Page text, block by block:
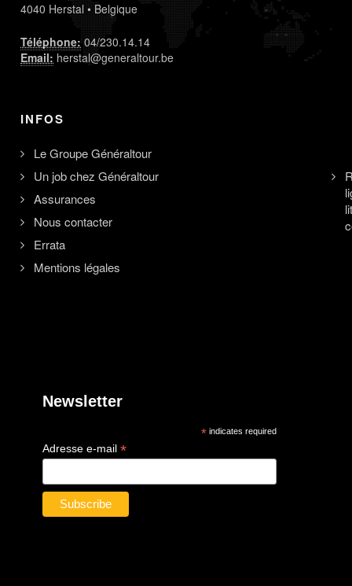
4040 Herstal • Belgique
Téléphone: 04/230.14.14
Email: herstal@generaltour.be
INFOS
Le Groupe Généraltour
Un job chez Généraltour
Assurances
Nous contacter
Errata
Mentions légales